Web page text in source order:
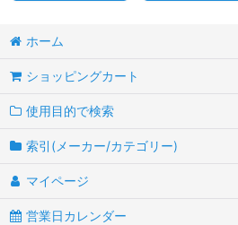
ホーム
ショッピングカート
使用目的で検索
索引(メーカー/カテゴリー)
マイページ
営業日カレンダー